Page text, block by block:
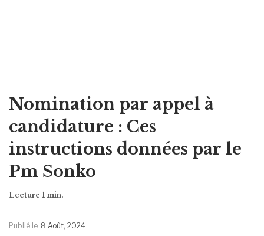
Nomination par appel à
candidature : Ces
instructions données par le
Pm Sonko
Publié le 8 Août, 2024